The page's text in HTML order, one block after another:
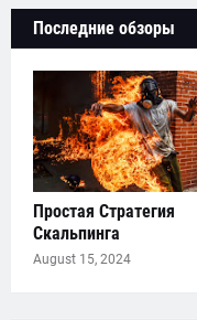
Последние обзоры
Простая Стратегия
Скальпинга
August 15, 2024